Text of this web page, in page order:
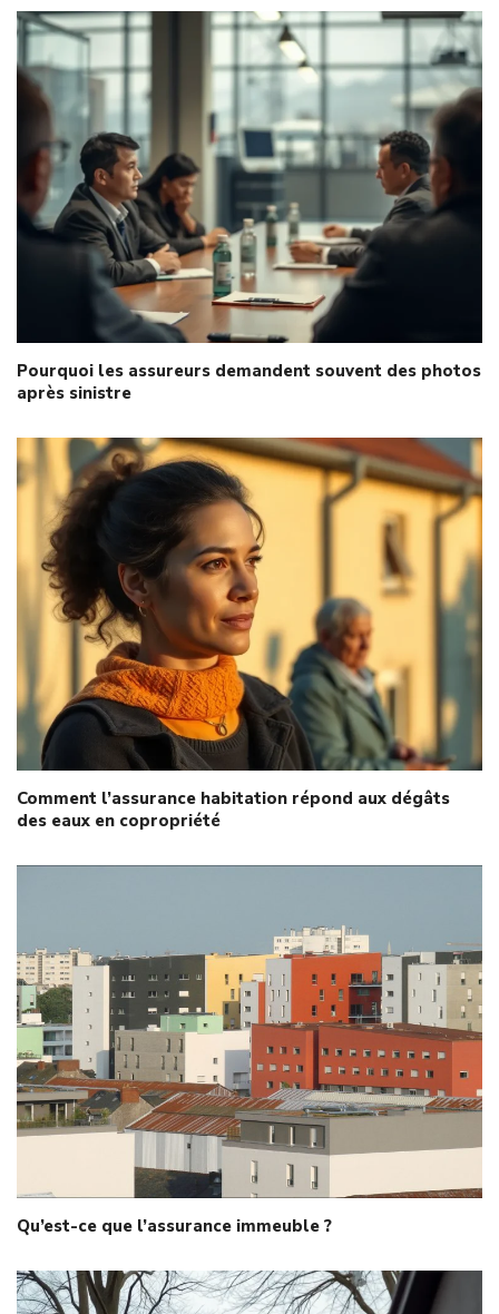
Pourquoi les assureurs demandent souvent des photos
après sinistre
Comment l’assurance habitation répond aux dégâts
des eaux en copropriété
Qu’est-ce que l’assurance immeuble ?